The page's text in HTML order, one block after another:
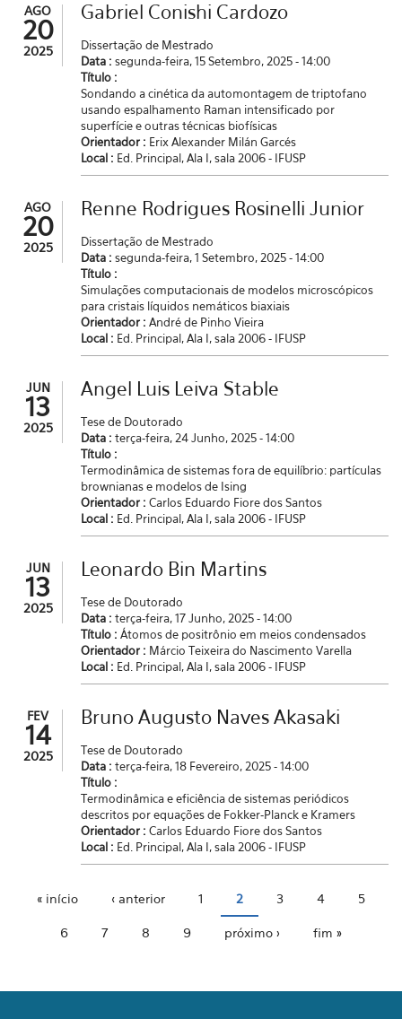
AGO
20
2025
Gabriel Conishi Cardozo
Dissertação de Mestrado
Data : segunda-feira, 15 Setembro, 2025 - 14:00
Título :
Sondando a cinética da automontagem de triptofano
usando espalhamento Raman intensificado por
superfície e outras técnicas biofísicas
Orientador : Erix Alexander Milán Garcés
Local : Ed. Principal, Ala I, sala 2006 - IFUSP
AGO
20
2025
Renne Rodrigues Rosinelli Junior
Dissertação de Mestrado
Data : segunda-feira, 1 Setembro, 2025 - 14:00
Título :
Simulações computacionais de modelos microscópicos
para cristais líquidos nemáticos biaxiais
Orientador : André de Pinho Vieira
Local : Ed. Principal, Ala I, sala 2006 - IFUSP
JUN
13
2025
Angel Luis Leiva Stable
Tese de Doutorado
Data : terça-feira, 24 Junho, 2025 - 14:00
Título :
Termodinâmica de sistemas fora de equilíbrio: partículas
brownianas e modelos de Ising
Orientador : Carlos Eduardo Fiore dos Santos
Local : Ed. Principal, Ala I, sala 2006 - IFUSP
JUN
13
2025
Leonardo Bin Martins
Tese de Doutorado
Data : terça-feira, 17 Junho, 2025 - 14:00
Título : Átomos de positrônio em meios condensados
Orientador : Márcio Teixeira do Nascimento Varella
Local : Ed. Principal, Ala I, sala 2006 - IFUSP
FEV
14
2025
Bruno Augusto Naves Akasaki
Tese de Doutorado
Data : terça-feira, 18 Fevereiro, 2025 - 14:00
Título :
Termodinâmica e eficiência de sistemas periódicos
descritos por equações de Fokker-Planck e Kramers
Orientador : Carlos Eduardo Fiore dos Santos
Local : Ed. Principal, Ala I, sala 2006 - IFUSP
« início ‹ anterior 1 2 3 4 5
6 7 8 9 próximo › fim »